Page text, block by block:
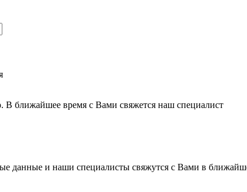
ближайшее время с Вами свяжется наш специалист
данные и наши специалисты свяжутся с Вами в